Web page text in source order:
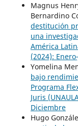
Magnus
Bernardino
destitución
una
América
(2024):
Yomelina
bajo
Programa
Juris
Diciembre
Hugo